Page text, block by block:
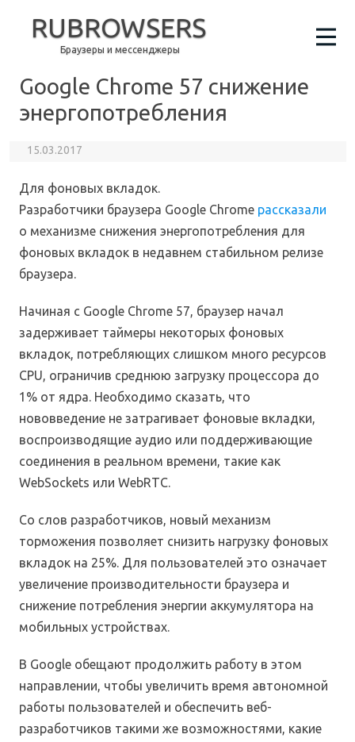
RUBROWSERS
Браузеры и мессенджеры
Google Chrome 57 снижение
энергопотребления
15.03.2017
Для фоновых вкладок.
Разработчики браузера Google Chrome рассказали
о механизме снижения энергопотребления для
фоновых вкладок в недавнем стабильном релизе
браузера.
Начиная с Google Chrome 57, браузер начал
задерживает таймеры некоторых фоновых
вкладок, потребляющих слишком много ресурсов
CPU, ограничив среднюю загрузку процессора до
1% от ядра. Необходимо сказать, что
нововведение не затрагивает фоновые вкладки,
воспроизводящие аудио или поддерживающие
соединения в реальном времени, такие как
WebSockets или WebRTC.
Со слов разработчиков, новый механизм
торможения позволяет снизить нагрузку фоновых
вкладок на 25%. Для пользователей это означает
увеличение производительности браузера и
снижение потребления энергии аккумулятора на
мобильных устройствах.
В Google обещают продолжить работу в этом
направлении, чтобы увеличить время автономной
работы пользователей и обеспечить веб-
разработчиков такими же возможностями, какие